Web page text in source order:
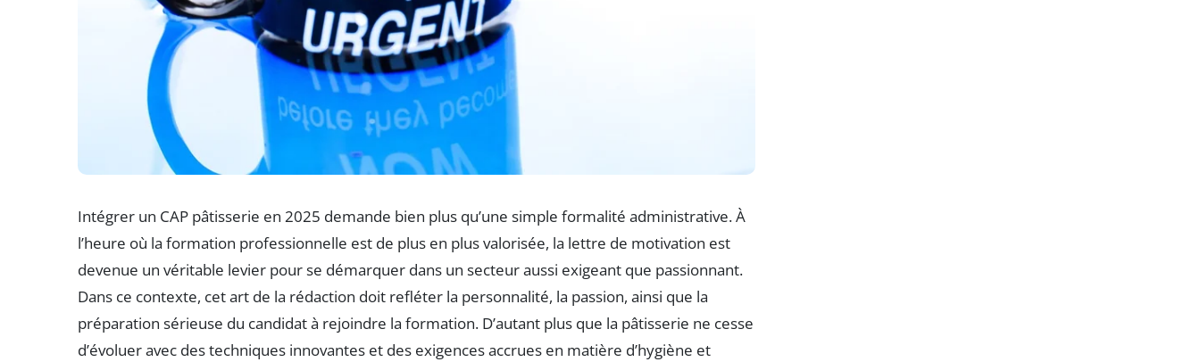
Intégrer un CAP pâtisserie en 2025 demande bien plus qu’une simple formalité administrative. À
l’heure où la formation professionnelle est de plus en plus valorisée, la lettre de motivation est
devenue un véritable levier pour se démarquer dans un secteur aussi exigeant que passionnant.
Dans ce contexte, cet art de la rédaction doit refléter la personnalité, la passion, ainsi que la
préparation sérieuse du candidat à rejoindre la formation. D’autant plus que la pâtisserie ne cesse
d’évoluer avec des techniques innovantes et des exigences accrues en matière d’hygiène et